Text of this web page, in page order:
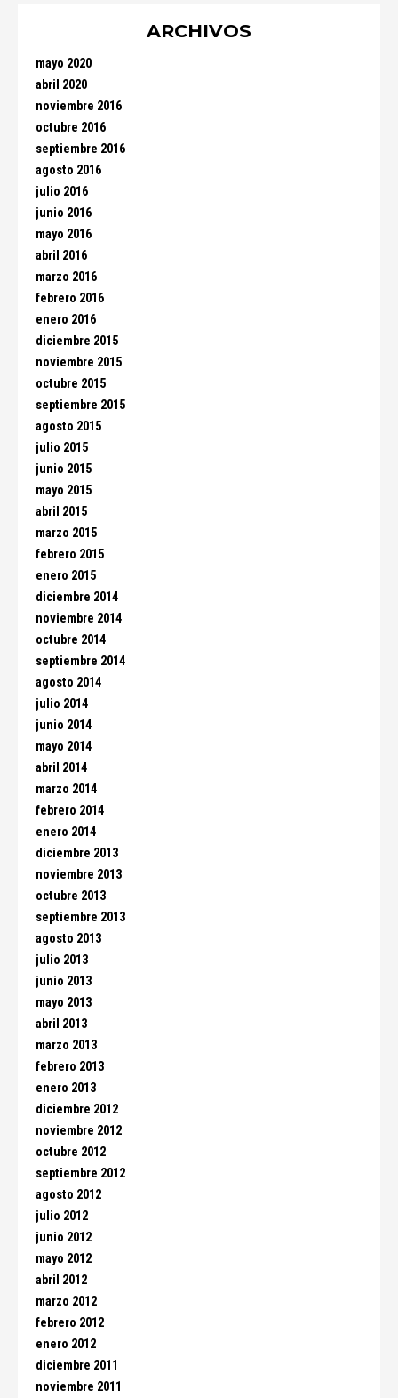
ARCHIVOS
mayo 2020
abril 2020
noviembre 2016
octubre 2016
septiembre 2016
agosto 2016
julio 2016
junio 2016
mayo 2016
abril 2016
marzo 2016
febrero 2016
enero 2016
diciembre 2015
noviembre 2015
octubre 2015
septiembre 2015
agosto 2015
julio 2015
junio 2015
mayo 2015
abril 2015
marzo 2015
febrero 2015
enero 2015
diciembre 2014
noviembre 2014
octubre 2014
septiembre 2014
agosto 2014
julio 2014
junio 2014
mayo 2014
abril 2014
marzo 2014
febrero 2014
enero 2014
diciembre 2013
noviembre 2013
octubre 2013
septiembre 2013
agosto 2013
julio 2013
junio 2013
mayo 2013
abril 2013
marzo 2013
febrero 2013
enero 2013
diciembre 2012
noviembre 2012
octubre 2012
septiembre 2012
agosto 2012
julio 2012
junio 2012
mayo 2012
abril 2012
marzo 2012
febrero 2012
enero 2012
diciembre 2011
noviembre 2011